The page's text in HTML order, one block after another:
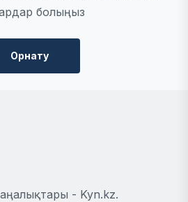
болыңыз
Орнату
- Kyn.kz.